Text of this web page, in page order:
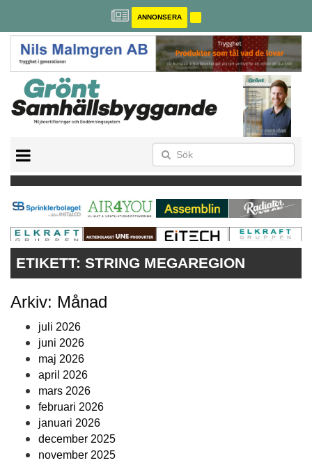
ANNONSERA
MILJÖBYGGNAD
NOLLCO2
CITYLAB
GREENBUILDING
ANNONSERA
ETIKETT: STRING MEGAREGION
Arkiv: Månad
juli 2026
juni 2026
maj 2026
april 2026
mars 2026
februari 2026
januari 2026
december 2025
november 2025